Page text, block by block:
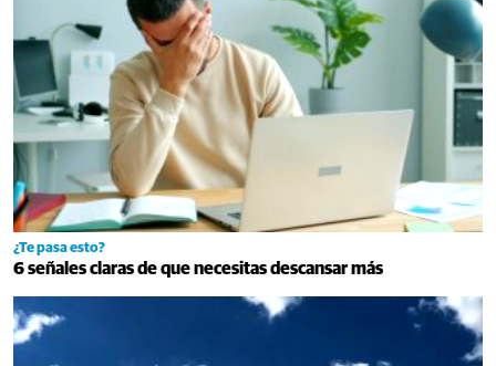
¿Te pasa esto?
6 señales claras de que necesitas descansar más